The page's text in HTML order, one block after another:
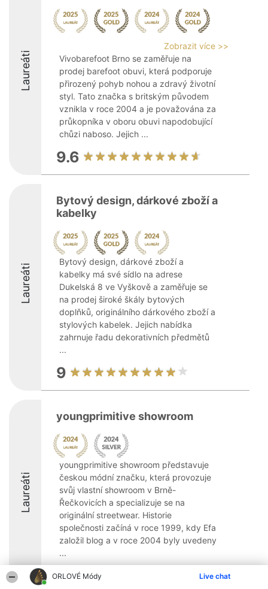
ORLOVÉ Módy Live chat
Laureáti
Zobrazit více >>
Vivobarefoot Brno se zaměřuje na
prodej barefoot obuvi, která podporuje
přirozený pohyb nohou a zdravý životní
styl. Tato značka s britským původem
vznikla v roce 2004 a je považována za
průkopníka v oboru obuvi napodobující
chůzi naboso. Jejich ...
9.6
Laureáti
Bytový design, dárkové zboží a
kabelky
Bytový design, dárkové zboží a
kabelky má své sídlo na adrese
Dukelská 8 ve Vyškově a zaměřuje se
na prodej široké škály bytových
doplňků, originálního dárkového zboží a
stylových kabelek. Jejich nabídka
zahrnuje řadu dekorativních předmětů
...
9
Laureáti
youngprimitive showroom
youngprimitive showroom představuje
českou módní značku, která provozuje
svůj vlastní showroom v Brně-
Řečkovicích a specializuje se na
originální streetwear. Historie
společnosti začíná v roce 1999, kdy Efa
založil blog a v roce 2004 byly uvedeny
...